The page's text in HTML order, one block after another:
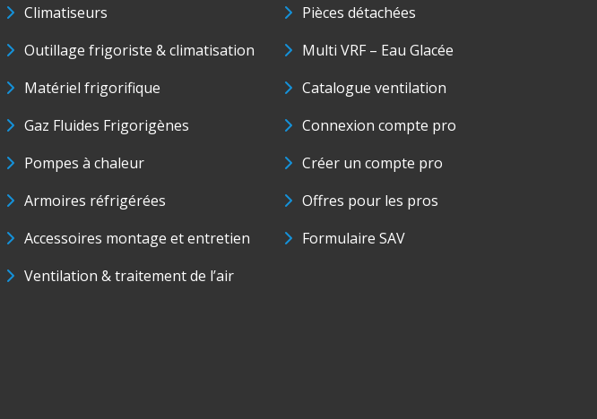
Climatiseurs
Outillage frigoriste & climatisation
Matériel frigorifique
Gaz Fluides Frigorigènes
Pompes à chaleur
Armoires réfrigérées
Accessoires montage et entretien
Ventilation & traitement de l’air
Pièces détachées
Multi VRF – Eau Glacée
Catalogue ventilation
Connexion compte pro
Créer un compte pro
Offres pour les pros
Formulaire SAV